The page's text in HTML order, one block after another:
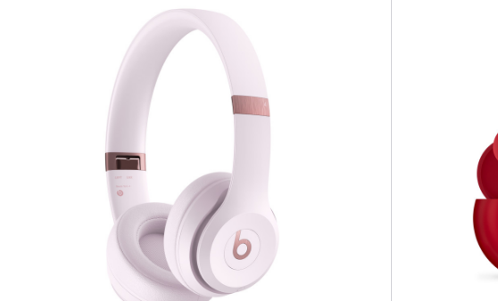
Beats
Solo
Kabellose
On‑Ear
Kopfhörer